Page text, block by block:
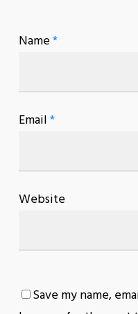
Name*
Email*
Website
Save my name,